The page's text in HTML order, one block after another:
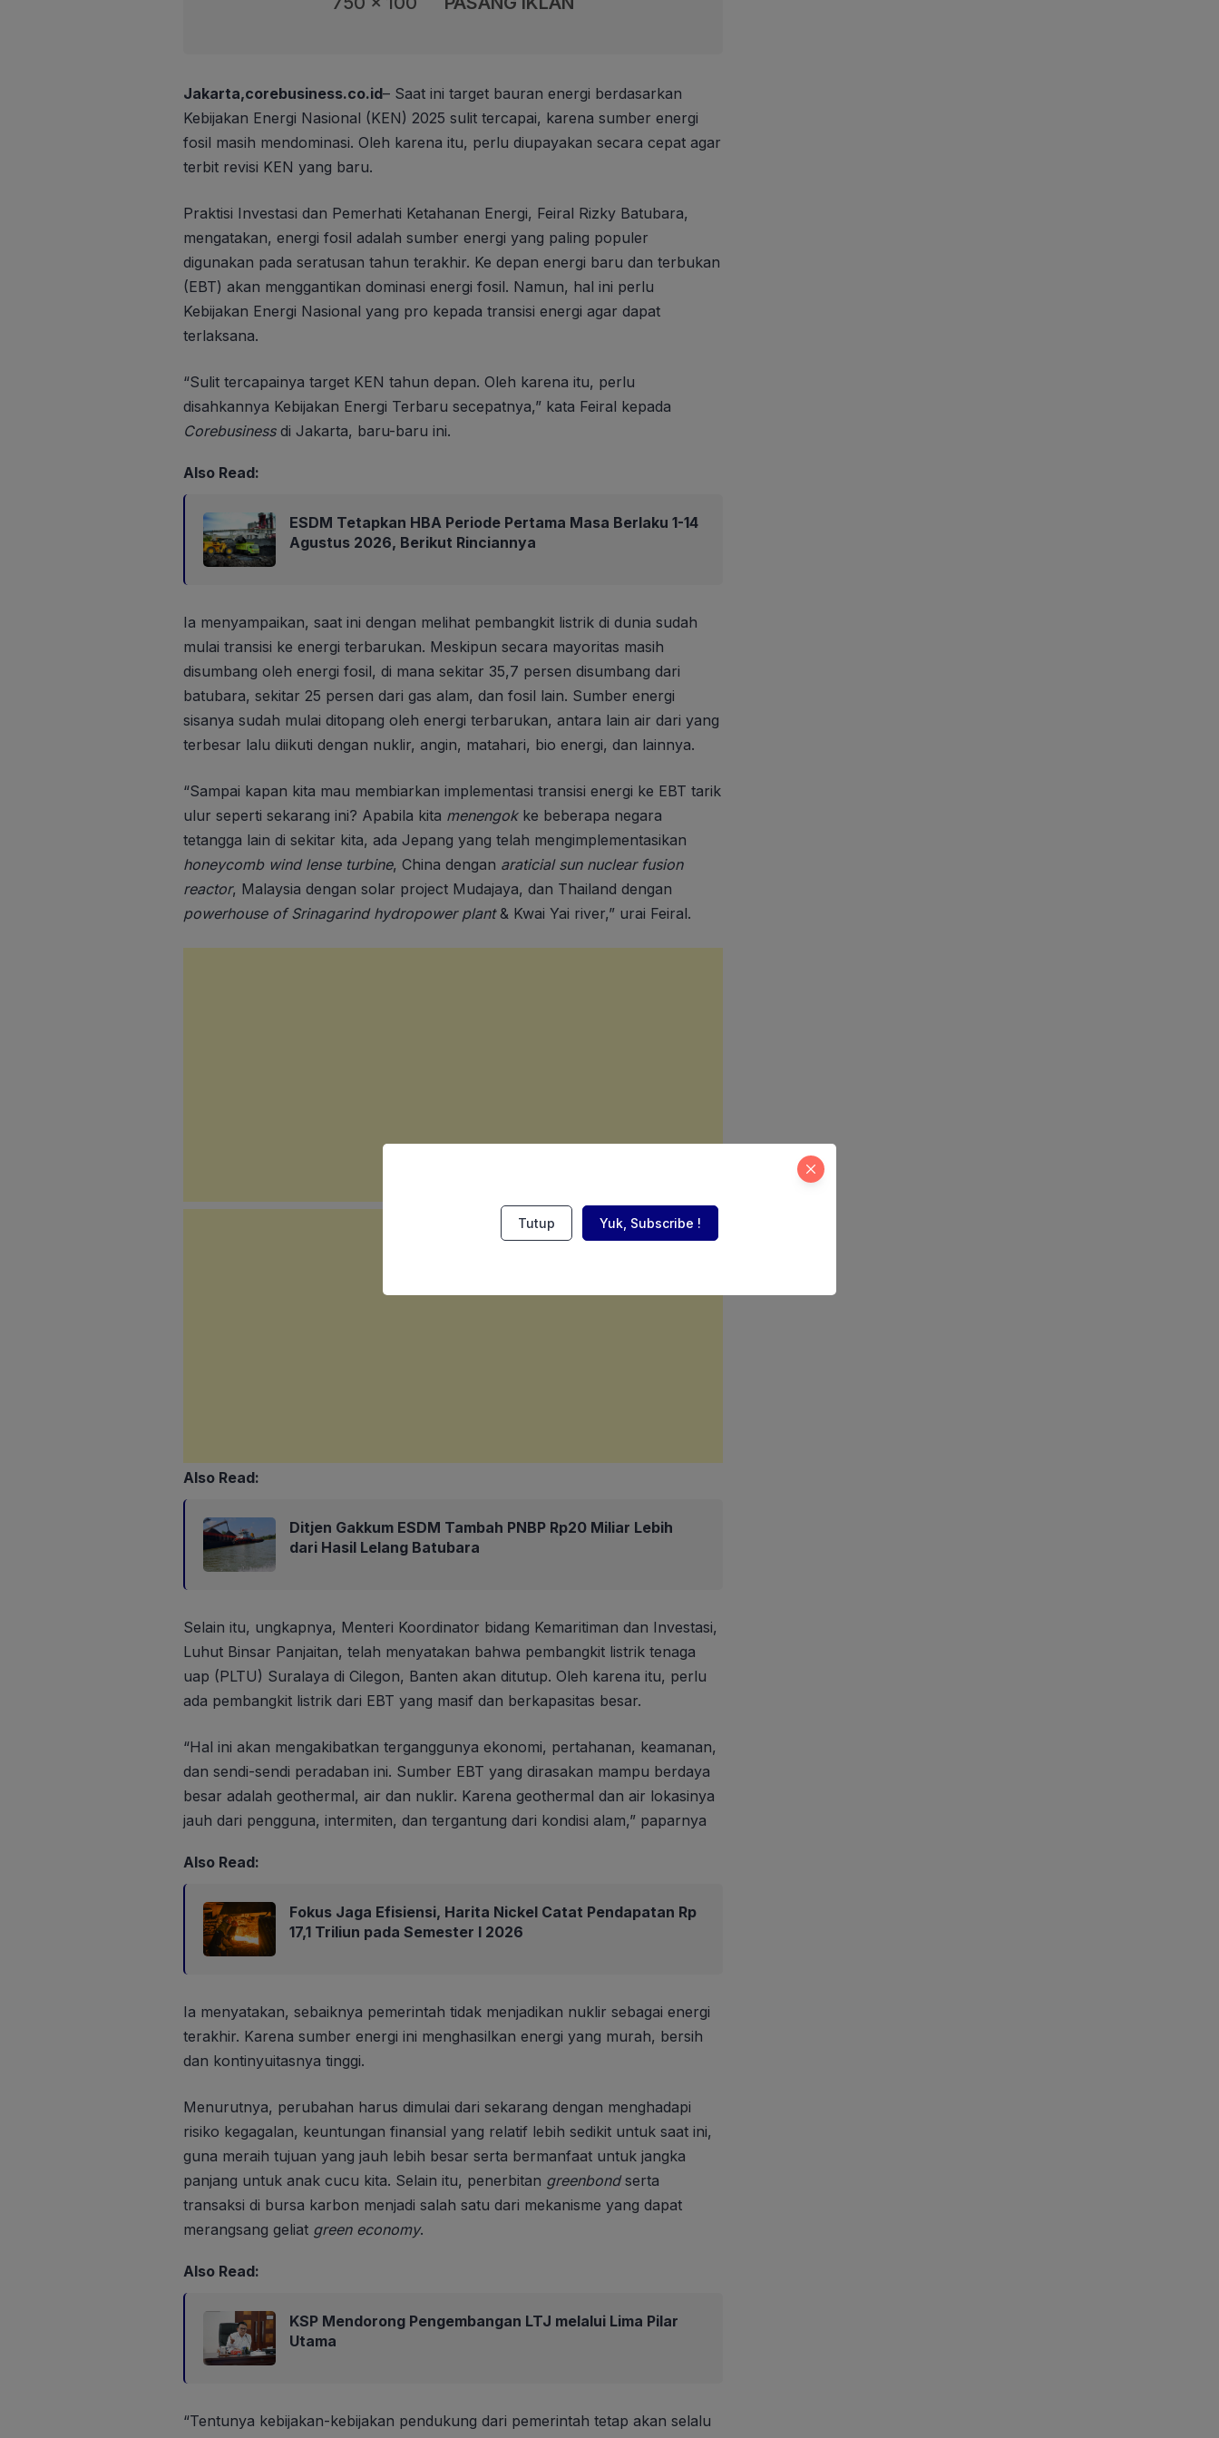
Jakarta,corebusiness.co.id– Saat ini target bauran energi berdasarkan
Kebijakan Energi Nasional (KEN) 2025 sulit tercapai, karena sumber energi
fosil masih mendominasi. Oleh karena itu, perlu diupayakan secara cepat agar
terbit revisi KEN yang baru.
Praktisi Investasi dan Pemerhati Ketahanan Energi, Feiral Rizky Batubara,
mengatakan, energi fosil adalah sumber energi yang paling populer
digunakan pada seratusan tahun terakhir. Ke depan energi baru dan terbukan
(EBT) akan menggantikan dominasi energi fosil. Namun, hal ini perlu
Kebijakan Energi Nasional yang pro kepada transisi energi agar dapat
terlaksana.
“Sulit tercapainya target KEN tahun depan. Oleh karena itu, perlu
disahkannya Kebijakan Energi Terbaru secepatnya,” kata Feiral kepada
Corebusinessdi Jakarta, baru-baru ini.
Also Read:
ESDM Tetapkan HBA Periode Pertama Masa Berlaku 1-14
Agustus 2026, Berikut Rinciannya
Ia menyampaikan, saat ini dengan melihat pembangkit listrik di dunia sudah
mulai transisi ke energi terbarukan. Meskipun secara mayoritas masih
disumbang oleh energi fosil, di mana sekitar 35,7 persen disumbang dari
batubara, sekitar 25 persen dari gas alam, dan fosil lain. Sumber energi
sisanya sudah mulai ditopang oleh energi terbarukan, antara lain air dari yang
terbesar lalu diikuti dengan nuklir, angin, matahari, bio energi, dan lainnya.
“Sampai kapan kita mau membiarkan implementasi transisi energi ke EBT tarik
ulur seperti sekarang ini? Apabila kita menengokke beberapa negara
tetangga lain di sekitar kita, ada Jepang yang telah mengimplementasikan
honeycomb wind lense turbine, China dengan araticial sun nuclear fusion
reactor, Malaysia dengan solar project Mudajaya, dan Thailand dengan
powerhouse of Srinagarind hydropower plant& Kwai Yai river,” urai Feiral.
Also Read:
Ditjen Gakkum ESDM Tambah PNBP Rp20 Miliar Lebih
dari Hasil Lelang Batubara
Selain itu, ungkapnya, Menteri Koordinator bidang Kemaritiman dan Investasi,
Luhut Binsar Panjaitan, telah menyatakan bahwa pembangkit listrik tenaga
uap (PLTU) Suralaya di Cilegon, Banten akan ditutup. Oleh karena itu, perlu
ada pembangkit listrik dari EBT yang masif dan berkapasitas besar.
“Hal ini akan mengakibatkan terganggunya ekonomi, pertahanan, keamanan,
dan sendi-sendi peradaban ini. Sumber EBT yang dirasakan mampu berdaya
besar adalah geothermal, air dan nuklir. Karena geothermal dan air lokasinya
jauh dari pengguna, intermiten, dan tergantung dari kondisi alam,” paparnya
Also Read:
Fokus Jaga Efisiensi, Harita Nickel Catat Pendapatan Rp
17,1 Triliun pada Semester I 2026
Ia menyatakan, sebaiknya pemerintah tidak menjadikan nuklir sebagai energi
terakhir. Karena sumber energi ini menghasilkan energi yang murah, bersih
dan kontinyuitasnya tinggi.
Menurutnya, perubahan harus dimulai dari sekarang dengan menghadapi
risiko kegagalan, keuntungan finansial yang relatif lebih sedikit untuk saat ini,
guna meraih tujuan yang jauh lebih besar serta bermanfaat untuk jangka
panjang untuk anak cucu kita. Selain itu, penerbitan greenbondserta
transaksi di bursa karbon menjadi salah satu dari mekanisme yang dapat
merangsang geliat green economy.
Also Read:
KSP Mendorong Pengembangan LTJ melalui Lima Pilar
Utama
“Tentunya kebijakan-kebijakan pendukung dari pemerintah tetap akan selalu
Tutup Yuk, Subscribe !